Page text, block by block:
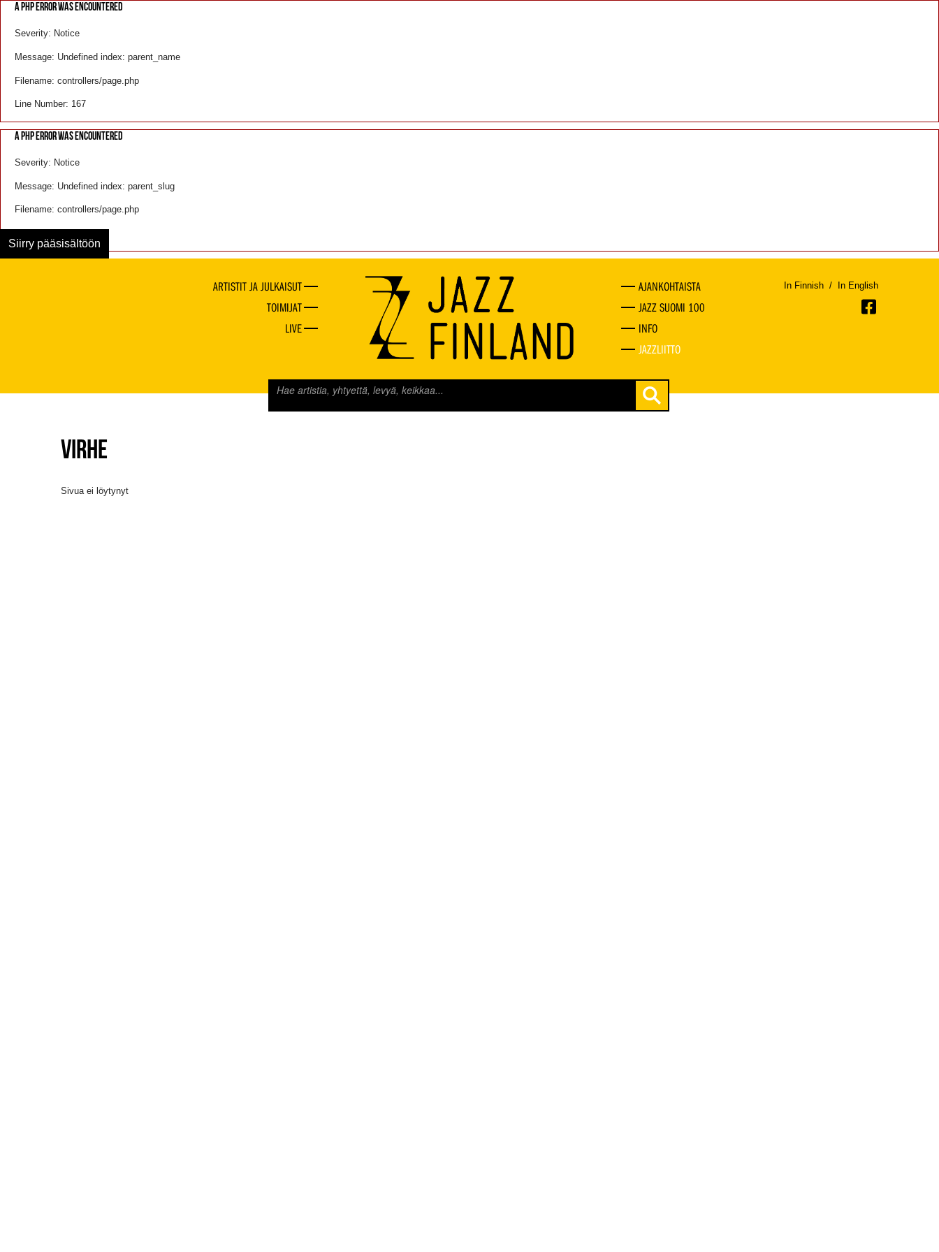
A PHP ERROR WAS ENCOUNTERED
Severity: Notice
Message: Undefined index: parent_name
Filename: controllers/page.php
Line Number: 167
A PHP ERROR WAS ENCOUNTERED
Severity: Notice
Message: Undefined index: parent_slug
Filename: controllers/page.php
Siirry pääsisältöön
ARTISTIT JA JULKAISUT
TOIMIJAT
LIVE
AJANKOHTAISTA
JAZZ SUOMI 100
INFO
JAZZLIITTO
In Finnish / In English
VIRHE
Sivua ei löytynyt